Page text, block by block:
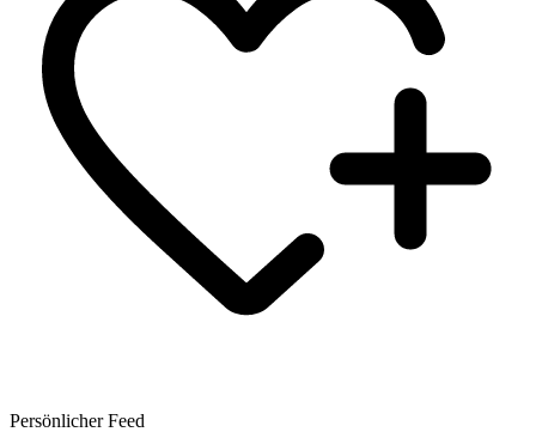
Persönlicher Feed